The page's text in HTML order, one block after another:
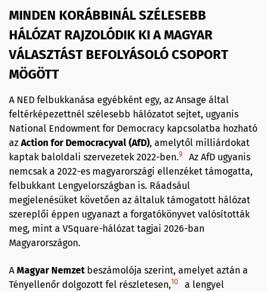
MINDEN KORÁBBINÁL SZÉLESEBB
HÁLÓZAT RAJZOLÓDIK KI A MAGYAR
VÁLASZTÁST BEFOLYÁSOLÓ CSOPORT
MÖGÖTT
A NED felbukkanása egyébként egy, az Ansage által
feltérképezettnél szélesebb hálózatot sejtet, ugyanis
National Endowment for Democracy kapcsolatba hozható
az Action for Democracyval (AfD), amelytől milliárdokat
kaptak baloldali szervezetek 2022-ben.9
Az AfD ugyanis
nemcsak a 2022-es magyarországi ellenzéket támogatta,
felbukkant Lengyelországban is. Ráadsául
megjelenésüket követően az általuk támogatott hálózat
szereplői éppen ugyanazt a forgatókönyvet valósították
meg, mint a VSquare-hálózat tagjai 2026-ban
Magyarországon.
A Magyar Nemzet beszámolója szerint, amelyet aztán a
Tényellenőr dolgozott fel részletesen,10
a lengyel